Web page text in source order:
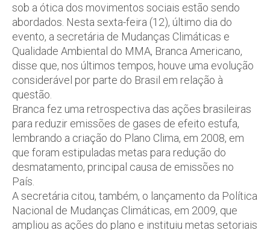
sob a ótica dos movimentos sociais estão sendo
abordados. Nesta sexta-feira (12), último dia do
evento, a secretária de Mudanças Climáticas e
Qualidade Ambiental do MMA, Branca Americano,
disse que, nos últimos tempos, houve uma evolução
considerável por parte do Brasil em relação à
questão.
Branca fez uma retrospectiva das ações brasileiras
para reduzir emissões de gases de efeito estufa,
lembrando a criação do Plano Clima, em 2008, em
que foram estipuladas metas para redução do
desmatamento, principal causa de emissões no
País.
A secretária citou, também, o lançamento da Política
Nacional de Mudanças Climáticas, em 2009, que
ampliou as ações do plano e instituiu metas setoriais